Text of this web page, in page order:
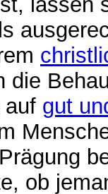
die
auf gut
ob